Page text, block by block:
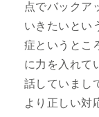
点でバックア
いきたいとい
症というとこ
に力を入れて
話していまし
より正しい対